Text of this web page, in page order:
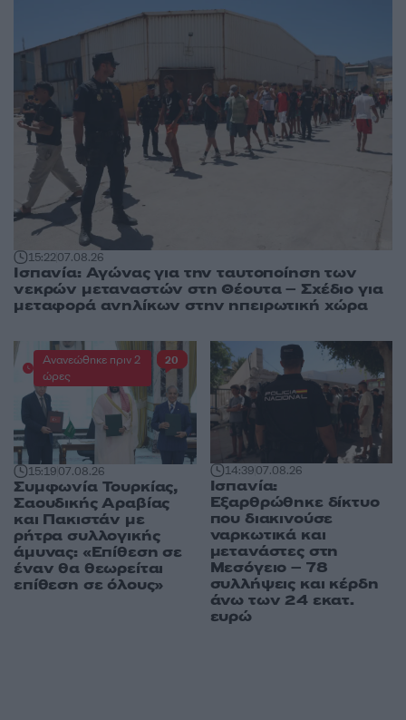
15:2207.08.26
Ισπανία: Αγώνας για την ταυτοποίηση των
νεκρών μεταναστών στη Θέουτα – Σχέδιο για
μεταφορά ανηλίκων στην ηπειρωτική χώρα
15:1907.08.26
Συμφωνία Τουρκίας,
Σαουδικής Αραβίας
και Πακιστάν με
ρήτρα συλλογικής
άμυνας: «Επίθεση σε
έναν θα θεωρείται
επίθεση σε όλους»
Ανανεώθηκε πριν 2
ώρες
20
14:3907.08.26
Ισπανία:
Εξαρθρώθηκε δίκτυο
που διακινούσε
ναρκωτικά και
μετανάστες στη
Μεσόγειο – 78
συλλήψεις και κέρδη
άνω των 24 εκατ.
ευρώ